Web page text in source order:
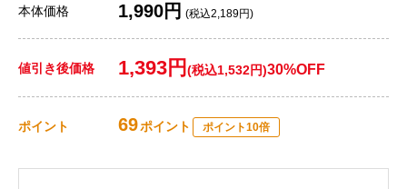
本体価格 1,990円 (税込2,189円)
値引き後価格 1,393円 (税込1,532円)30%OFF
ポイント 69ポイント ポイント10倍